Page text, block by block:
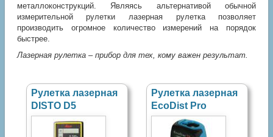
металлоконструкций. Являясь альтернативой обычной
измерительной рулетки лазерная рулетка позволяет
производить огромное количество измерений на порядок
быстрее.
Лазерная рулетка – прибор для тех, кому важен результат.
Рулетка лазерная
DISTO D5
Рулетка лазерная
EcoDist Pro